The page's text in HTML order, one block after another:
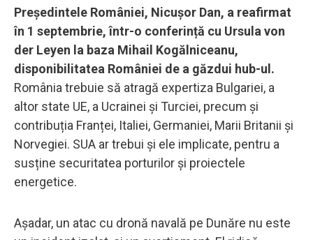
Președintele României, Nicușor Dan, a reafirmat
în 1 septembrie, într-o conferință cu Ursula von
der Leyen la baza Mihail Kogălniceanu,
disponibilitatea României de a găzdui hub-ul.
România trebuie să atragă expertiza Bulgariei, a
altor state UE, a Ucrainei și Turciei, precum și
contribuția Franței, Italiei, Germaniei, Marii Britanii și
Norvegiei. SUA ar trebui și ele implicate, pentru a
susține securitatea porturilor și proiectele
energetice.
Așadar, un atac cu dronă navală pe Dunăre nu este